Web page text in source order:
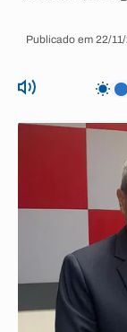
Publicado em 22/